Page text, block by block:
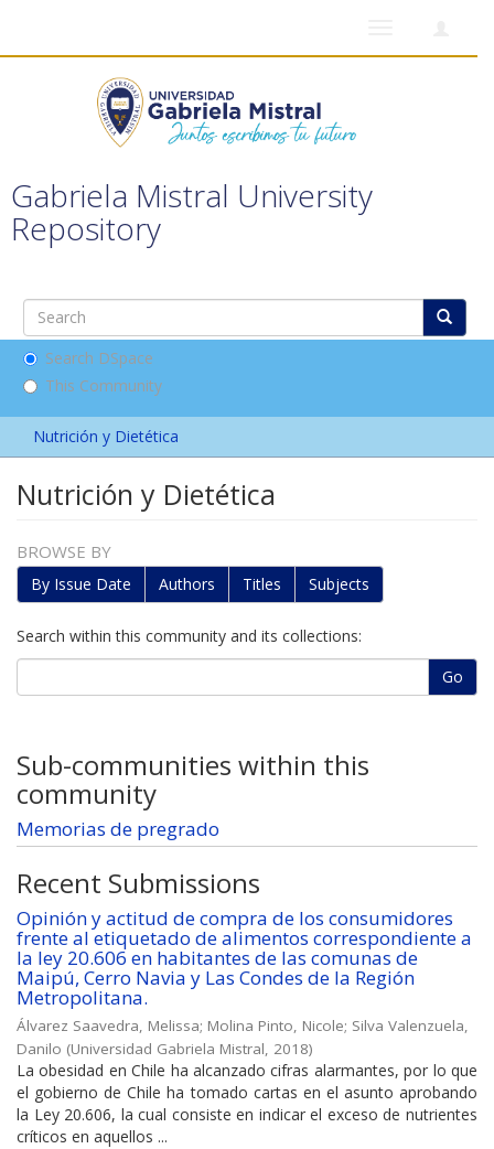
Gabriela Mistral University
Repository
Search DSpace
This Community
Nutrición y Dietética
Nutrición y Dietética
BROWSE BY
By Issue Date Authors Titles Subjects
Search within this community and its collections:
Go
Sub-communities within this
community
Memorias de pregrado
Recent Submissions
Opinión y actitud de compra de los consumidores
frente al etiquetado de alimentos correspondiente a
la ley 20.606 en habitantes de las comunas de
Maipú, Cerro Navia y Las Condes de la Región
Metropolitana.
Álvarez Saavedra, Melissa; Molina Pinto, Nicole; Silva Valenzuela,
Danilo (Universidad Gabriela Mistral, 2018)
La obesidad en Chile ha alcanzado cifras alarmantes, por lo que
el gobierno de Chile ha tomado cartas en el asunto aprobando
la Ley 20.606, la cual consiste en indicar el exceso de nutrientes
críticos en aquellos ...